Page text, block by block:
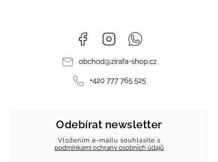
Facebook Instagram
obchod@zirafa-shop.cz
+420 777 765 525
Odebírat newsletter
Vložením e-mailu souhlasíte s
podmínkami ochrany osobních údajů